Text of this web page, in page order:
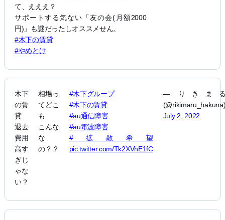
て、えええ？
サポートする気ない「友の会(月額2000
円)」も謎だったしオススメせん。
#木下の賃貸
#やめとけ
木下
の賃
貸
退去
費用
高す
ぎじ
ゃな
い？
相場っ
てどこ
も
こんな
な
の？？
#木下グループ
#木下の賃貸
#au通信障害
#au電波障害
#拡散希望
pic.twitter.com/Tk2XVhE1fC
— りきま
July 2, 2022